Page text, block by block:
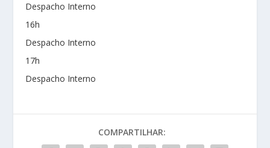
Despacho Interno
16h
Despacho Interno
17h
Despacho Interno
COMPARTILHAR: